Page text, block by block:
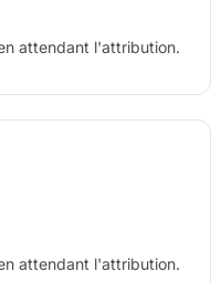
attendant l'attribution.
attendant l'attribution.